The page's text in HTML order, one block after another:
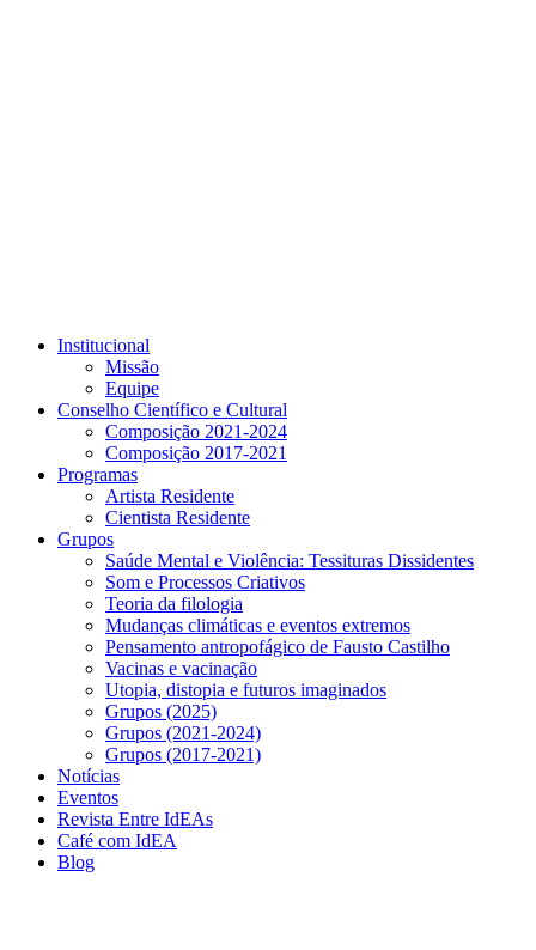
Institucional
Missão
Equipe
Conselho Científico e Cultural
Composição 2021-2024
Composição 2017-2021
Programas
Artista Residente
Cientista Residente
Grupos
Saúde Mental e Violência: Tessituras Dissidentes
Som e Processos Criativos
Teoria da filologia
Mudanças climáticas e eventos extremos
Pensamento antropofágico de Fausto Castilho
Vacinas e vacinação
Utopia, distopia e futuros imaginados
Grupos (2025)
Grupos (2021-2024)
Grupos (2017-2021)
Notícias
Eventos
Revista Entre IdEAs
Café com IdEA
Blog